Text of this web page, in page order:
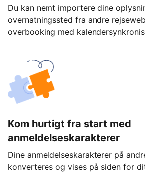
Du kan nemt importere dine
overnatningssted fra andre
overbooking med
Kom hurtigt fra start med
anmeldelseskarakterer
Dine anmeldelseskarakterer på
konverteres og vises på siden for